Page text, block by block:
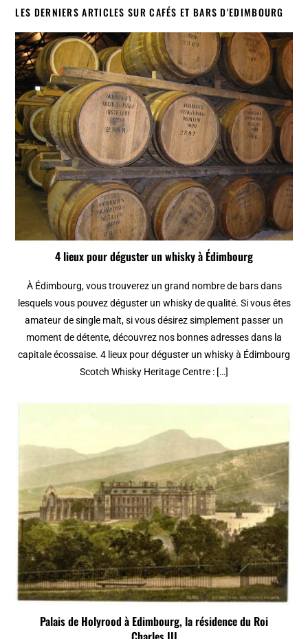
LES DERNIERS ARTICLES SUR CAFÉS ET BARS D'EDIMBOURG
4 lieux pour déguster un whisky à Édimbourg
À Édimbourg, vous trouverez un grand nombre de bars dans
lesquels vous pouvez déguster un whisky de qualité. Si vous êtes
amateur de single malt, si vous désirez simplement passer un
moment de détente, découvrez nos bonnes adresses dans la
capitale écossaise. 4 lieux pour déguster un whisky à Édimbourg
Scotch Whisky Heritage Centre : […]
Palais de Holyrood à Edimbourg, la résidence du Roi